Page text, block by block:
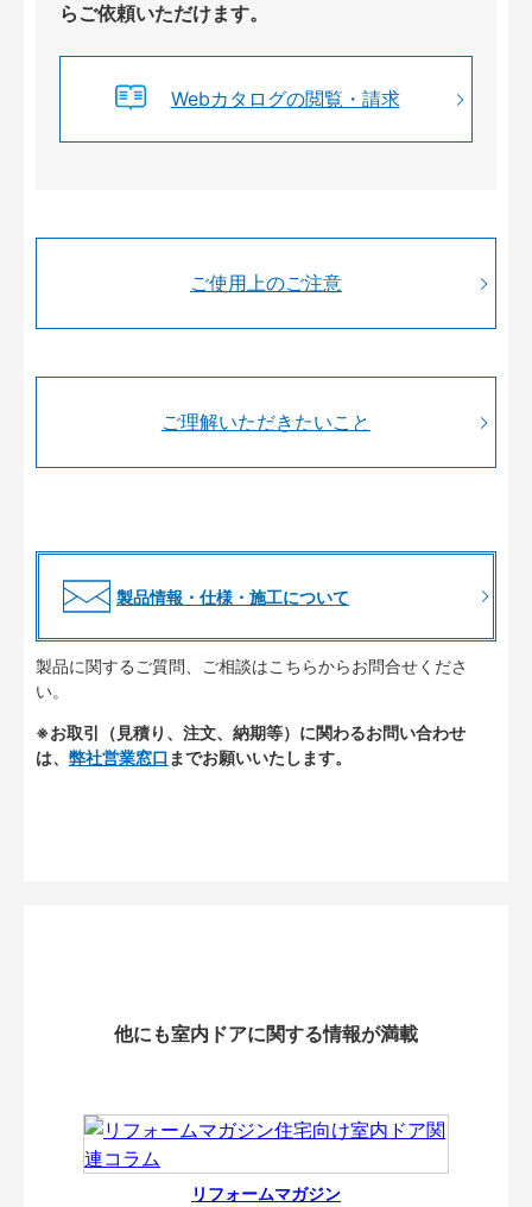
らご依頼いただけます。
Webカタログの閲覧・請求
ご使用上のご注意
ご理解いただきたいこと
製品情報・仕様・施工について
製品に関するご質問、ご相談はこちらからお問合せくださ
い。
※お取引（見積り、注文、納期等）に関わるお問い合わせ
は、 弊社営業窓口 までお願いいたします。
他にも室内ドアに関する情報が満載
リフォームマガジン